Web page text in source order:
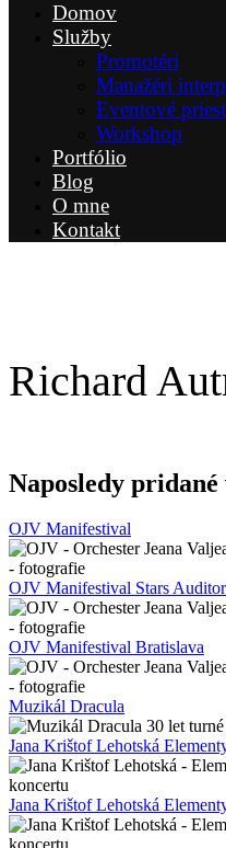
Domov
Služby
Promotéri
Manažéri
Eventové
Workshop
Portfólio
Blog
O mne
Kontakt
Richard
Naposledy
OJV Manifestival
OJV Manifestival Stars
OJV Manifestival Bratislava
Muzikál Dracula
Jana Krištof Lehotská
Jana Krištof Lehotská